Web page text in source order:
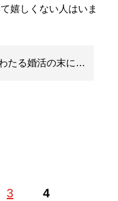
嬉しくない人はいま
たる婚活の末に…
3 4
として結婚したい男女